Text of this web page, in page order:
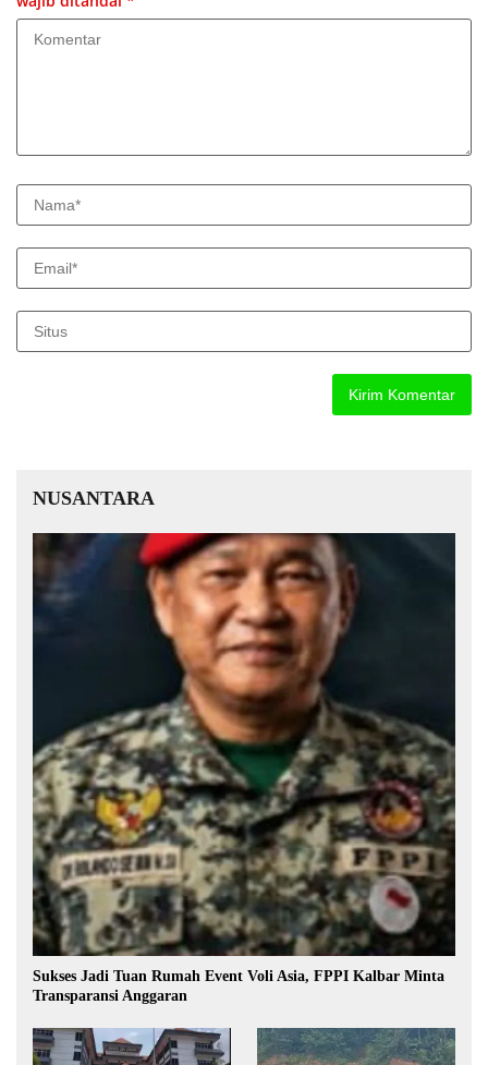
NUSANTARA
Sukses Jadi Tuan Rumah Event Voli Asia, FPPI Kalbar Minta
Transparansi Anggaran